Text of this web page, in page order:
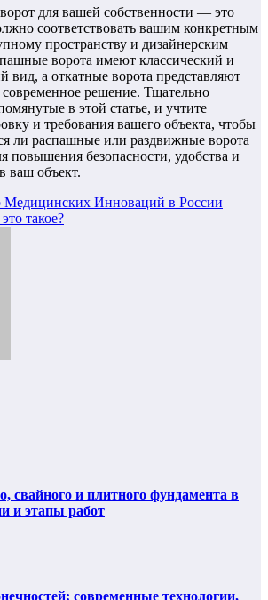
для вашей собственности — это
соответствовать вашим конкретным
пространству и дизайнерским
ворота имеют классический и
вид, а откатные ворота представляют
решение. Тщательно
в этой статье, и учтите
и требования вашего объекта, чтобы
ли распашные или раздвижные ворота
безопасности, удобства и
ваш объект.
Инноваций в России
такое?
свайного и плитного фундамента в
и этапы работ
современные технологии,